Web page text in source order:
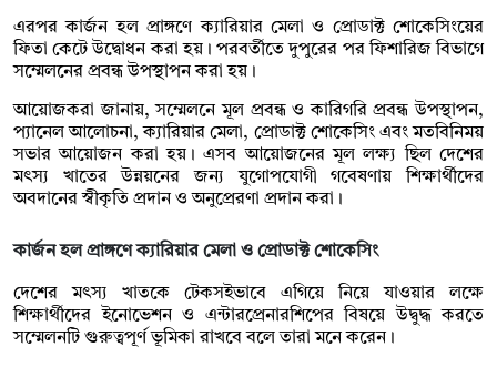
এরপর কার্জন হল প্রাঙ্গণে ক্যারিয়ার মেলা ও প্রোডাক্ট শোকেসিংয়ের
ফিতা কেটে উদ্বোধন করা হয়। পরবর্তীতে দুপুরের পর ফিশারিজ বিভাগে
সম্মেলনের প্রবন্ধ উপস্থাপন করা হয়।
আয়োজকরা জানায়, সম্মেলনে মূল প্রবন্ধ ও কারিগরি প্রবন্ধ উপস্থাপন,
প্যানেল আলোচনা, ক্যারিয়ার মেলা, প্রোডাক্ট শোকেসিং এবং মতবিনিময়
সভার আয়োজন করা হয়। এসব আয়োজনের মূল লক্ষ্য ছিল দেশের
মৎস্য খাতের উন্নয়নের জন্য যুগোপযোগী গবেষণায় শিক্ষার্থীদের
অবদানের স্বীকৃতি প্রদান ও অনুপ্রেরণা প্রদান করা।
কার্জন হল প্রাঙ্গণে ক্যারিয়ার মেলা ও প্রোডাক্ট শোকেসিং
দেশের মৎস্য খাতকে টেকসইভাবে এগিয়ে নিয়ে যাওয়ার লক্ষে
শিক্ষার্থীদের ইনোভেশন ও এন্টারপ্রেনারশিপের বিষয়ে উদ্বুদ্ধ করতে
সম্মেলনটি গুরুত্বপূর্ণ ভূমিকা রাখবে বলে তারা মনে করেন।